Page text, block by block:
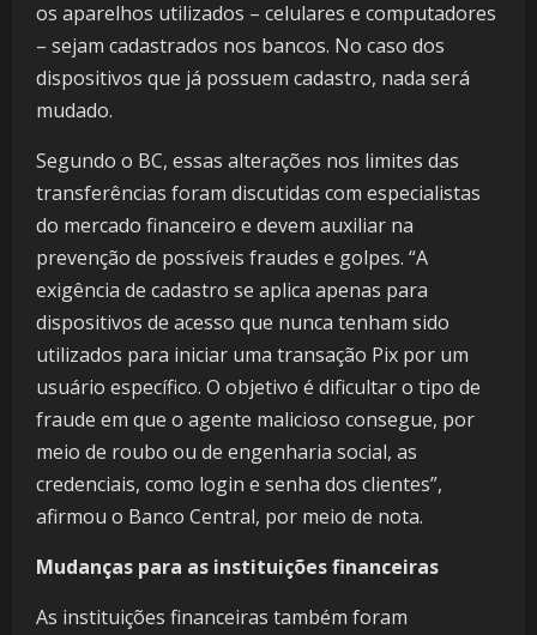
os aparelhos utilizados – celulares e computadores
– sejam cadastrados nos bancos. No caso dos
dispositivos que já possuem cadastro, nada será
mudado.
Segundo o BC, essas alterações nos limites das
transferências foram discutidas com especialistas
do mercado financeiro e devem auxiliar na
prevenção de possíveis fraudes e golpes. “A
exigência de cadastro se aplica apenas para
dispositivos de acesso que nunca tenham sido
utilizados para iniciar uma transação Pix por um
usuário específico. O objetivo é dificultar o tipo de
fraude em que o agente malicioso consegue, por
meio de roubo ou de engenharia social, as
credenciais, como login e senha dos clientes”,
afirmou o Banco Central, por meio de nota.
Mudanças para as instituições financeiras
As instituições financeiras também foram